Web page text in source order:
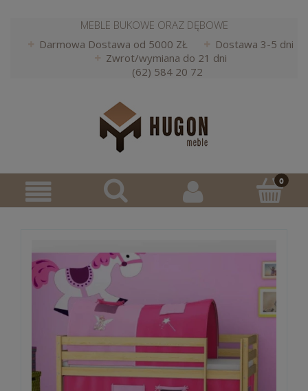
MEBLE BUKOWE ORAZ DĘBOWE
Darmowa Dostawa od 5000 ZŁ
Dostawa 3-5 dni
Zwrot/wymiana do 21 dni
(62) 584 20 72